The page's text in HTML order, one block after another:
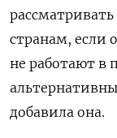
странам, если
не работают в
добавила она.